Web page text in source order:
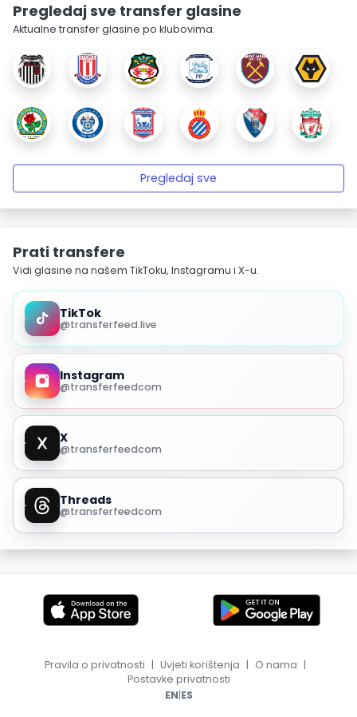
Pregledaj sve transfer glasine
Aktualne transfer glasine po klubovima.
Pregledaj sve
Prati transfere
Vidi glasine na našem TikToku, Instagramu i X-u.
TikTok
@transferfeed.live
Instagram
@transferfeedcom
X
@transferfeedcom
Threads
@transferfeedcom
Pravila o privatnosti | Uvjeti korištenja | O nama |
Postavke privatnosti
EN|ES